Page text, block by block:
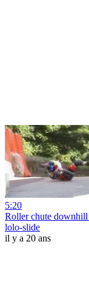
5:20
Roller chute
lolo-slide
il y a 20 ans